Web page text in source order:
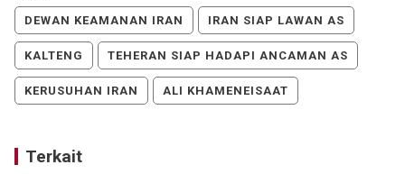
DEWAN KEAMANAN IRAN IRAN SIAP LAWAN AS
KALTENG TEHERAN SIAP HADAPI ANCAMAN AS
KERUSUHAN IRAN ALI KHAMENEISAAT
Terkait